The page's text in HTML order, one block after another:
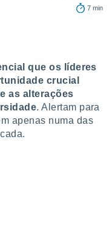
7 min
que os líderes
crucial
as alterações
. Alertam para
apenas numa das